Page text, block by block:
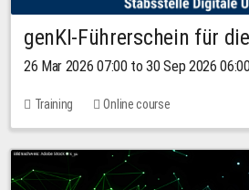
genKI-Führerschein für
26 Mar 2026 07:00 to 30 Sep 2026
Training Online course